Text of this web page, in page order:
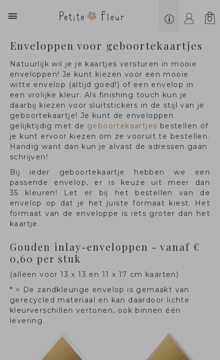
0
Enveloppen voor geboortekaartjes
Natuurlijk wil je je kaartjes versturen in mooie
enveloppen! Je kunt kiezen voor een mooie
witte envelop (altijd goed!) of een envelop in
een vrolijke kleur. Als finishing touch kun je
daarbij kiezen voor sluitstickers in de stijl van je
geboortekaartje! Je kunt de enveloppen
gelijktijdig met de geboortekaartjes bestellen óf
je kunt ervoor kiezen om ze vooruit te bestellen.
Handig want dan kun je alvast de adressen gaan
schrijven!
Bij ieder geboortekaartje hebben we een
passende envelop, er is keuze uit meer dan
35 kleuren ! Let er bij het bestellen van de
envelop op dat je het juiste formaat kiest. Het
formaat van de enveloppe is iets groter dan het
kaartje.
Gouden inlay-enveloppen - vanaf €
0,60 per stuk
(alleen voor 13 x 13 en 11 x 17 cm kaarten)
* = De zandkleurige envelop is gemaakt van
gerecycled materiaal en kan daardoor lichte
kleurverschillen vertonen, ook binnen één
levering.